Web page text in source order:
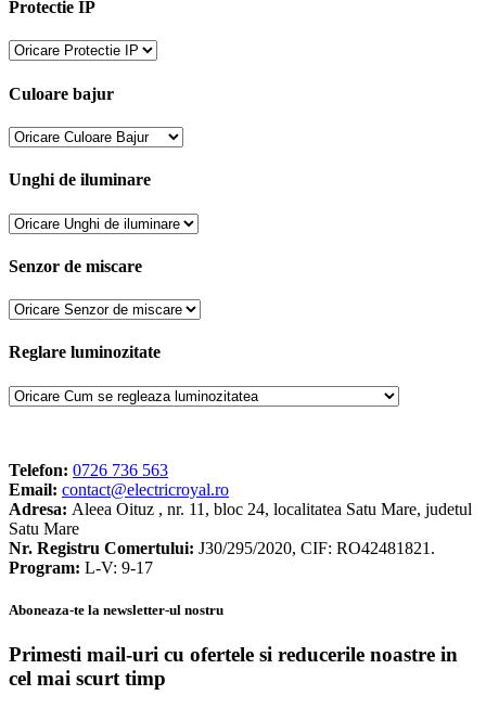
Protectie IP
Culoare bajur
Unghi de iluminare
Senzor de miscare
Reglare luminozitate
Telefon: 0726 736 563
Email: contact@electricroyal.ro
Adresa: Aleea Oituz , nr. 11, bloc 24, localitatea Satu Mare, judetul
Satu Mare
Nr. Registru Comertului: J30/295/2020, CIF: RO42481821.
Program: L-V: 9-17
Aboneaza-te la newsletter-ul nostru
Primesti mail-uri cu ofertele si reducerile noastre in
cel mai scurt timp